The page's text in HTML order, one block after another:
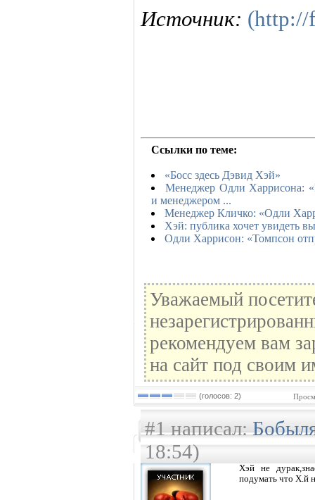
Источник: (http://
Ссылки по теме:
«Босс здесь Дэвид Хэй»
Менеджер Одли Харрисона:
и менеджером ...
Менеджер Кличко: «Одли
Хэй: публика хочет увидеть
Одли Харрисон: «Томпсон
Уважаемый
рекомендуем вам
на сайт под своим
(голосов: 2)
#1 написал:
18:54)
Хэй не
подумать что Х.й